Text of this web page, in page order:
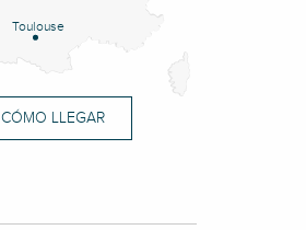
Toulouse
CÓMO LLEGAR